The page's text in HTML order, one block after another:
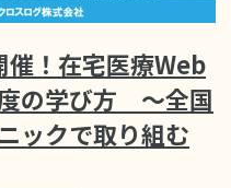
！在宅医療Web
の学び方 ～全国
ックで取り組む